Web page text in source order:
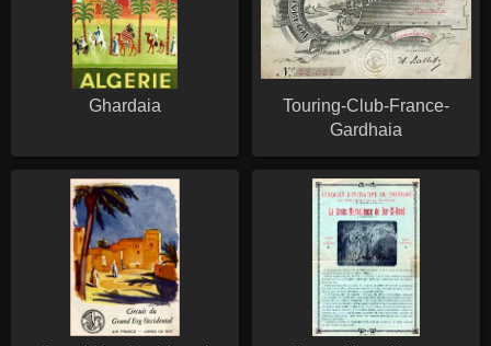
Ghardaia
Touring-Club-France-
Gardhaia